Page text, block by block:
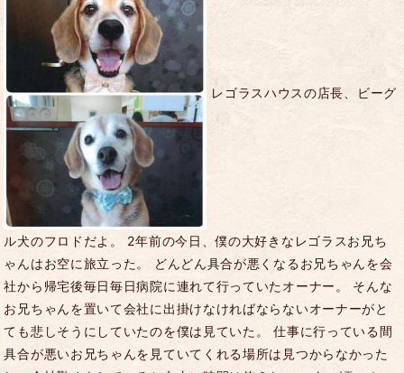
レゴラスハウスの店長、ビーグ
ル犬のフロドだよ。 2年前の今日、僕の大好きなレゴラスお兄ち
ゃんはお空に旅立った。 どんどん具合が悪くなるお兄ちゃんを会
社から帰宅後毎日毎日病院に連れて行っていたオーナー。 そんな
お兄ちゃんを置いて会社に出掛けなければならないオーナーがと
ても悲しそうにしていたのを僕は見ていた。 仕事に行っている間
具合が悪いお兄ちゃんを見ていてくれる場所は見つからなかった